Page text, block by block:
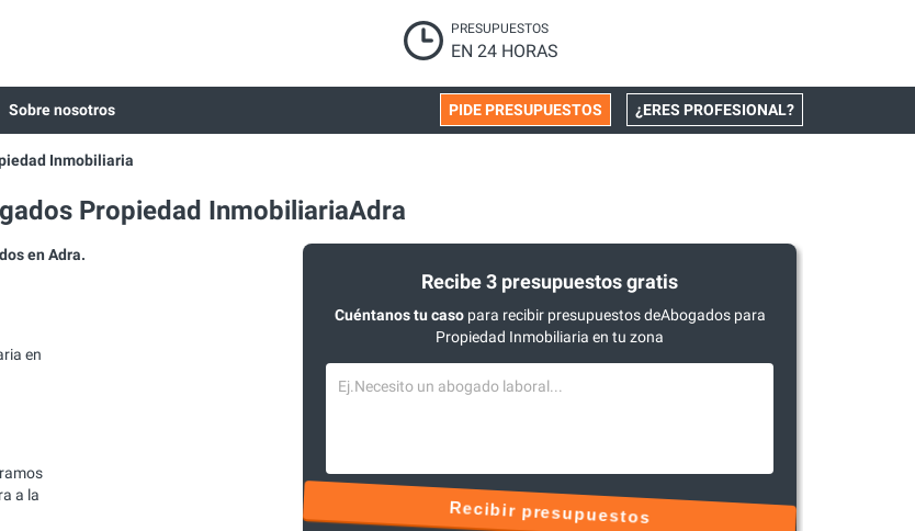
PRESUPUESTOS
EN 24 HORAS
Sobre nosotros ¿ERES PROFESIONAL?
PIDE PRESUPUESTOS
Inmobiliaria
Propiedad InmobiliariaAdra
en Adra.
en
a la
Recibe 3 presupuestos gratis
Cuéntanos tu casopara recibir presupuestos deAbogados para
Propiedad Inmobiliaria en tu zona
Recibir presupuestos